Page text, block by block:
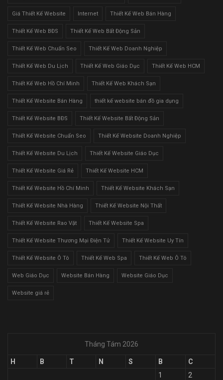
Giá Thiết Kế Website Internet Thiết Kế Web Bán Hàng
Thiết Kế Web BĐS Thiết Kế Web Bất Động Sản
Thiết Kế Web Chuẩn Seo Thiết Kế Web Doanh Nghiệp
Thiết Kế Web Du Lịch Thiết Kế Web Giáo Dục Thiết Kế Web HCM
Thiết Kế Web Hồ Chí Minh Thiết Kế Web Khách Sạn
Thiết Kế Website Bán Hàng thiết kế website bán đồ gia dụng
Thiết Kế Website BĐS Thiết Kế Website Bất Động Sản
Thiết Kế Website Chuẩn Seo Thiết Kế Website Doanh Nghiệp
Thiết Kế Website Du Lịch Thiết Kế Website Giáo Dục
Thiết Kế Website Giá Rẻ Thiết Kế Website HCM
Thiết Kế Website Hồ Chí Minh Thiết Kế Website Khách Sạn
Thiết Kế Website Nhà Hàng Thiết Kế Website Nội Thất
Thiết Kế Website Rao Vặt Thiết Kế Website Spa
Thiết Kế Website Thương Mại Điện Tử Thiết Kế Website Uy Tín
Thiết Kế Website Ô Tô Thiết Kế Web Spa Thiết Kế Web Ô Tô
Web Giáo Dục Website Bán Hàng Website Giáo Dục
Website giá rẻ
Tháng Tám 2026
H B T N S B
C
1
2